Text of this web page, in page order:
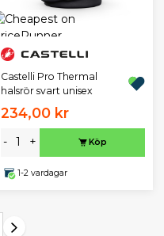
Castelli Pro Thermal
halsrör svart unisex
234,00 kr
- + Köp
1-2 vardagar